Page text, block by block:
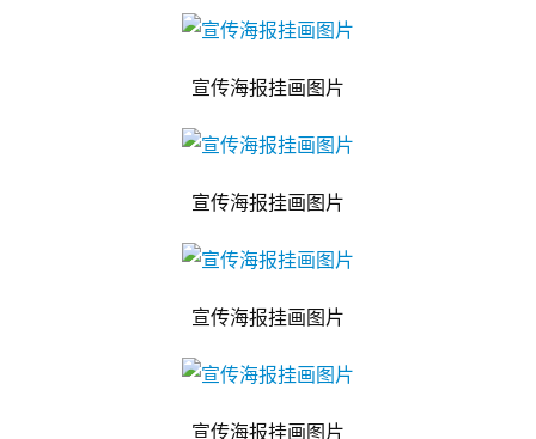
宣传海报挂画图片
宣传海报挂画图片
宣传海报挂画图片
宣传海报挂画图片